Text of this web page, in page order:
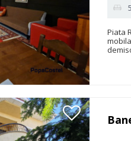
Piata